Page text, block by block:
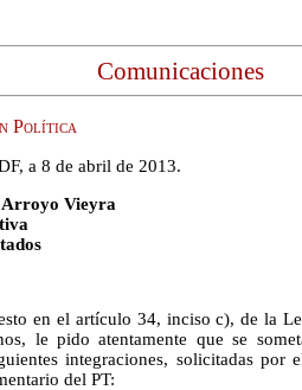
Comunicaciones
Política
a 8 de abril de 2013.
Arroyo Vieyra
en el artículo 34, inciso c), de la
le pido atentamente que se
integraciones, solicitadas por
del PT: